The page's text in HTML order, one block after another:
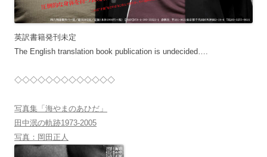
英訳書籍発刊未定
The English translation book publication is undecided….
◇◇◇◇◇◇◇◇◇◇◇◇◇
写真集「海やまのあひだ」
田中泯の軌跡1973-2005
写真：岡田正人